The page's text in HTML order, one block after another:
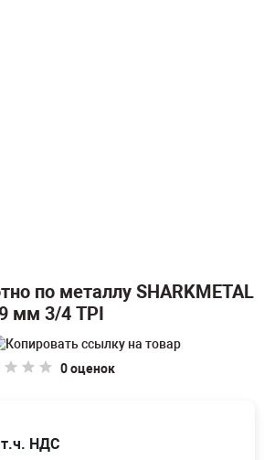
по металлу SHARKMETAL
мм 3/4 TPI
0 оценок
т.ч. НДС